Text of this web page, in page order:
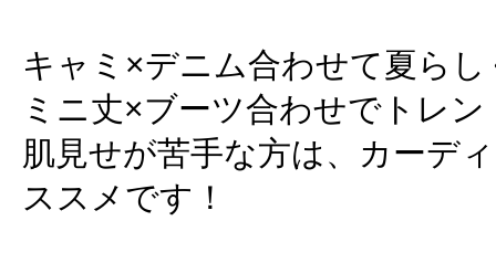
キャミ×デニム合わせて夏ら
ミニ丈×ブーツ合わせでトレ
肌見せが苦手な方は、カーデ
ススメです！